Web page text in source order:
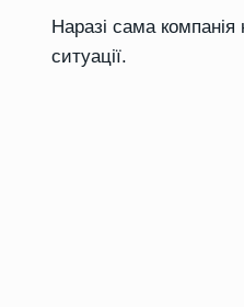
Наразі сама
ситуації.